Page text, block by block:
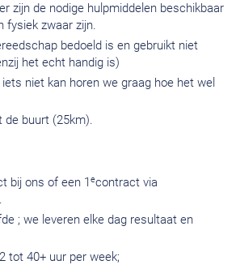
zijn de nodige hulpmiddelen beschikbaar
fysiek zwaar zijn.
bedoeld is en gebruikt niet
het echt handig is)
niet kan horen we graag hoe het wel
de buurt (25km).
bij ons of een 1 econtract via
; we leveren elke dag resultaat en
tot 40+ uur per week;